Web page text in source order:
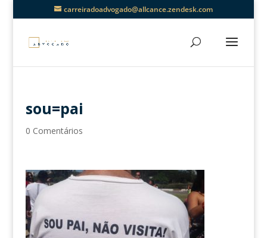
carreiradoadvogado@allcance.zendesk.com
sou=pai
0 Comentários